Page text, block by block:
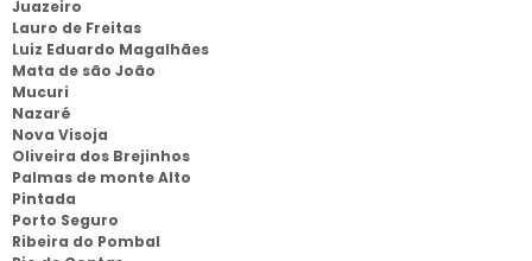
Juazeiro
Lauro de Freitas
Luiz Eduardo Magalhães
Mata de são João
Mucuri
Nazaré
Nova Visoja
Oliveira dos Brejinhos
Palmas de monte Alto
Pintada
Porto Seguro
Ribeira do Pombal